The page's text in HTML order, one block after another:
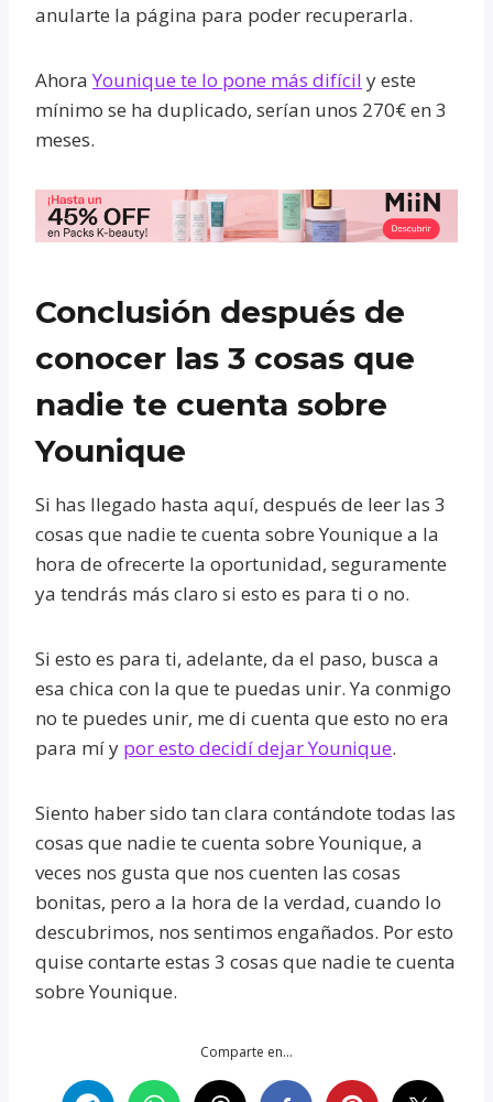
anularte la página para poder recuperarla.
AhoraYounique te lo pone más difícil y este
mínimo se ha duplicado, serían unos 270€ en 3
meses.
Conclusión después de
conocer las 3 cosas que
nadie te cuenta sobre
Younique
Si has llegado hasta aquí, después de leer las 3
cosas que nadie te cuenta sobre Younique a la
hora de ofrecerte la oportunidad, seguramente
ya tendrás más claro si esto es para ti o no.
Si esto es para ti, adelante, da el paso, busca a
esa chica con la que te puedas unir. Ya conmigo
no te puedes unir, me di cuenta que esto no era
para mí y por esto decidí dejar Younique.
Siento haber sido tan clara contándote todas las
cosas que nadie te cuenta sobre Younique, a
veces nos gusta que nos cuenten las cosas
bonitas, pero a la hora de la verdad, cuando lo
descubrimos, nos sentimos engañados. Por esto
quise contarte estas 3 cosas que nadie te cuenta
sobre Younique.
Comparte en...